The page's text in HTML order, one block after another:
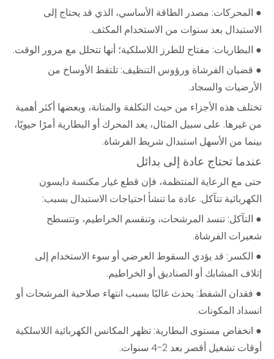
● المحركات: مصدر الطاقة الأساسي، الذي قد يحتاج إلى
الاستبدال بعد سنوات من الاستخدام المكثف.
● البطاريات: مفتاح للطرز اللاسلكية؛ أنها تتحلل مع مرور الوقت.
● قضبان الفرشاة ورؤوس التنظيف: تلتقط الأوساخ من
الأرضيات والسجاد.
تختلف هذه الأجزاء من حيث التكلفة والمتانة، وبعضها أكثر أهمية
من غيرها. على سبيل المثال، يعد المحرك أو البطارية أمرًا حيويًا،
بينما من الأسهل استبدال شريط الفرشاة.
عندما تحتاج عادة إلى بدائل
حتى مع الرعاية المنتظمة، فإن قطع غيار مكنسة دايسون
الكهربائية تتآكل. عادة ما تنشأ احتياجات الاستبدال بسبب:
● التآكل: تنسد المرشحات، وتنقسم الخراطيم، وتتسطح
شعيرات الفرشاة.
● الكسر: قد يؤدي السقوط العرضي أو سوء الاستخدام إلى
إتلاف المشابك أو الصناديق أو الخراطيم.
● فقدان الشفط: يحدث غالبًا بسبب انتهاء صلاحية المرشحات أو
انسداد المكونات.
● انخفاض مستوى البطارية: تظهر المكانس الكهربائية اللاسلكية
أوقات تشغيل أقصر بعد 2-4 سنوات.